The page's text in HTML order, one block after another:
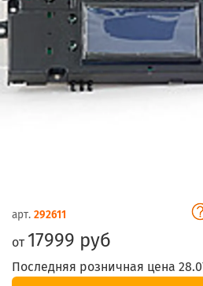
арт. 292611
от 17999 руб
Последняя розничная цена